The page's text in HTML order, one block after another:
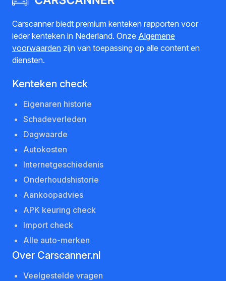
Carscanner biedt premium kenteken rapporten voor
ieder kenteken in Nederland. Onze Algemene
voorwaarden zijn van toepassing op alle content en
diensten.
Kenteken check
Eigenaren historie
Schadeverleden
Dagwaarde
Autokosten
Internetgeschiedenis
Onderhoudshistorie
Aankoopadvies
APK keuring check
Import check
Alle auto-merken
Over Carscanner.nl
Veelgestelde vragen